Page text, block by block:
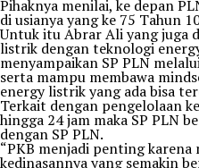
Pihaknya menilai, ke depan
di usianya yang ke 75 Tahun
Untuk itu Abrar Ali yang juga
listrik dengan teknologi
menyampaikan SP PLN
serta mampu membawa
energy listrik yang ada bisa
Terkait dengan pengelolaan
hingga 24 jam maka SP PLN
dengan SP PLN.
“PKB menjadi penting karena
kedinasannya yang semakin